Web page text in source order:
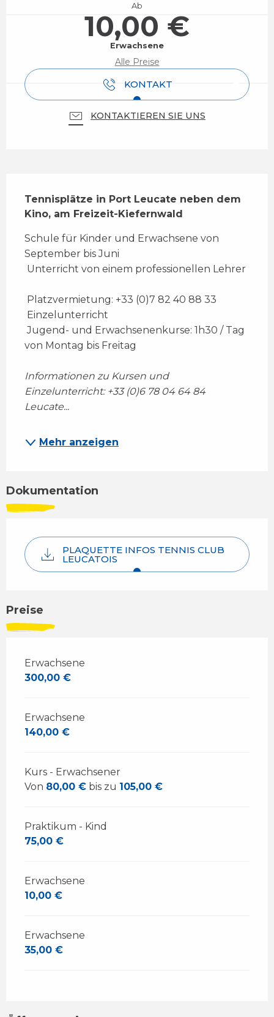
Ab
10,00 €
Erwachsene
Alle Preise
KONTAKT
KONTAKTIEREN SIE UNS
Tennisplätze in Port Leucate neben dem
Kino, am Freizeit-Kiefernwald
Schule für Kinder und Erwachsene von
September bis Juni
Unterricht von einem professionellen Lehrer
Platzvermietung: +33 (0)7 82 40 88 33
Einzelunterricht
Jugend- und Erwachsenenkurse: 1h30 / Tag
von Montag bis Freitag
Informationen zu Kursen und
Einzelunterricht: +33 (0)6 78 04 64 84
Leucate...
Mehr anzeigen
Dokumentation
PLAQUETTE INFOS TENNIS CLUB
LEUCATOIS
Preise
Erwachsene
300,00 €
Erwachsene
140,00 €
Kurs - Erwachsener
Von 80,00 € bis zu 105,00 €
Praktikum - Kind
75,00 €
Erwachsene
10,00 €
Erwachsene
35,00 €